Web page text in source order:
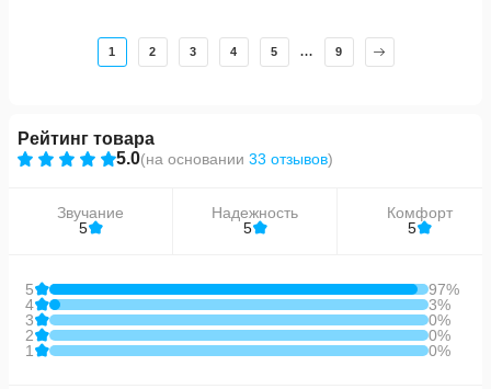
1 2 3 4 5 ... 9
Рейтинг товара
5.0(на основании 33 отзывов)
Звучание
5
Надежность
5
Комфорт
5
5
97%
4
3%
3
0%
2
0%
1
0%